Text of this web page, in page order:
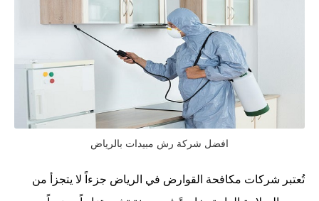
افضل شركة رش مبيدات بالرياض
تُعتبر شركات مكافحة القوارض في الرياض جزءاً لا يتجزأ من